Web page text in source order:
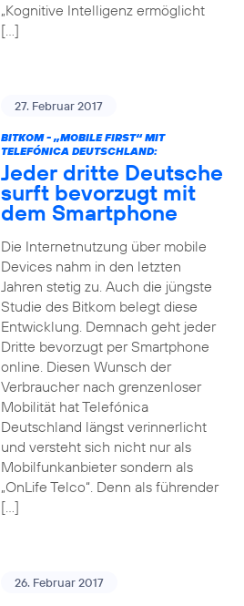
„Kognitive Intelligenz ermöglicht
[…]
27. Februar 2017
BITKOM - „MOBILE FIRST“ MIT
TELEFÓNICA DEUTSCHLAND:
Jeder dritte Deutsche
surft bevorzugt mit
dem Smartphone
Die Internetnutzung über mobile
Devices nahm in den letzten
Jahren stetig zu. Auch die jüngste
Studie des Bitkom belegt diese
Entwicklung. Demnach geht jeder
Dritte bevorzugt per Smartphone
online. Diesen Wunsch der
Verbraucher nach grenzenloser
Mobilität hat Telefónica
Deutschland längst verinnerlicht
und versteht sich nicht nur als
Mobilfunkanbieter sondern als
„OnLife Telco“. Denn als führender
[…]
26. Februar 2017